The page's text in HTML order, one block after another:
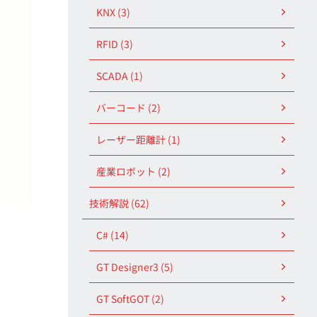
KNX (3)
RFID (3)
SCADA (1)
バーコード (2)
レーザー距離計 (1)
産業ロボット (2)
技術解説 (62)
C# (14)
GT Designer3 (5)
GT SoftGOT (2)